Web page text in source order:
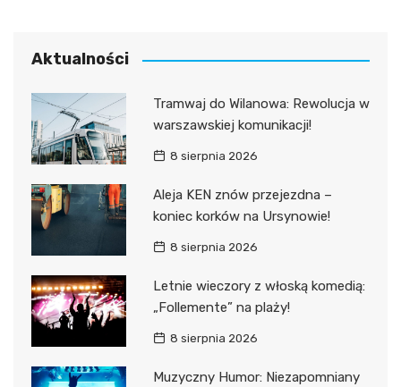
Aktualności
Tramwaj do Wilanowa: Rewolucja w
warszawskiej komunikacji!
8 sierpnia 2026
Aleja KEN znów przejezdna –
koniec korków na Ursynowie!
8 sierpnia 2026
Letnie wieczory z włoską komedią:
„Follemente” na plaży!
8 sierpnia 2026
Muzyczny Humor: Niezapomniany